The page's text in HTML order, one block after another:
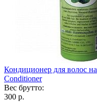
Кондиционер для волос
Conditioner
Вес брутто:
300 р.